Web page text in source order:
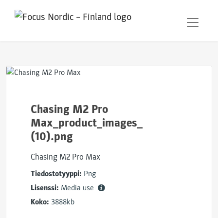
Chasing M2 Pro
Max_product_images_
(10).png
Chasing M2 Pro Max
Tiedostotyyppi: Png
Lisenssi: Media use
Koko: 3888kb